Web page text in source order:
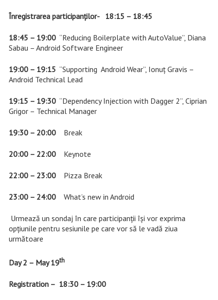
Înregistrarea participanților- 18:15 – 18:45
18:45 – 19:00“Reducing Boilerplate with AutoValue”, Diana
Sabau – Android Software Engineer
19:00 – 19:15 “Supporting Android Wear”, Ionuț Gravis –
Android Technical Lead
19:15 – 19:30“Dependency Injection with Dagger 2”, Ciprian
Grigor – Technical Manager
19:30 – 20:00Break
20:00 – 22:00 Keynote
22:00 – 23:00 Pizza Break
23:00 – 24:00 What’s new in Android
Urmează un sondaj în care participanții își vor exprima
opțiunile pentru sesiunile pe care vor să le vadă ziua
următoare
Day 2 – May 19th
Registration – 18:30 – 19:00